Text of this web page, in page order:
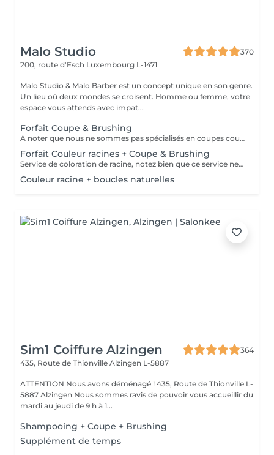
Malo Studio
370
200, route d'Esch Luxembourg L-1471
Malo Studio & Malo Barber est un concept unique en son genre.
Un lieu où deux mondes se croisent. Homme ou femme, votre
espace vous attends avec impat...
Forfait Coupe & Brushing
A noter que nous ne sommes pas spécialisés en coupes courtes.
Forfait Couleur racines + Coupe & Brushing
Service de coloration de racine, notez bien que ce service ne permet pas d‘effectuer d’importants éclaircissements tel qu‘un balayage ou des mèches.
Couleur racine + boucles naturelles
Sim1 Coiffure Alzingen
364
435, Route de Thionville Alzingen L-5887
ATTENTION Nous avons déménagé ! 435, Route de Thionville L-
5887 Alzingen Nous sommes ravis de pouvoir vous accueillir du
mardi au jeudi de 9 h à 1...
Shampooing + Coupe + Brushing
Supplément de temps